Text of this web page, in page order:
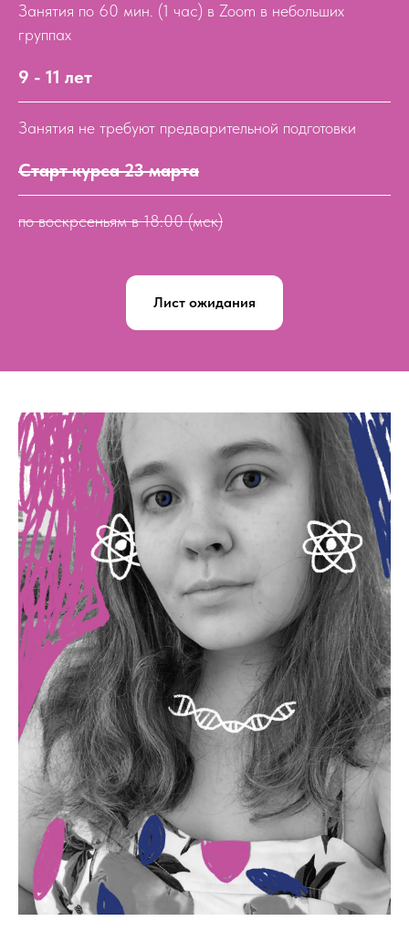
Занятия по 60 мин. (1 час) в Zoom в небольших
группах
9 - 11 лет
Занятия не требуют предварительной подготовки
Старт курса 23марта
по воскрсеньям в 18:00 (мск)
Лист ожидания